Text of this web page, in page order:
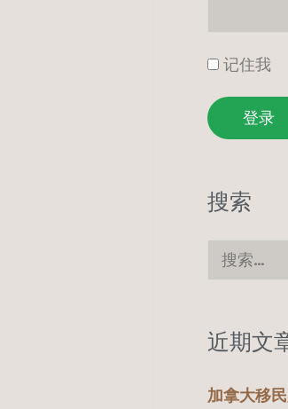
记住我
登录
搜索
搜
：
近期文
加拿大移